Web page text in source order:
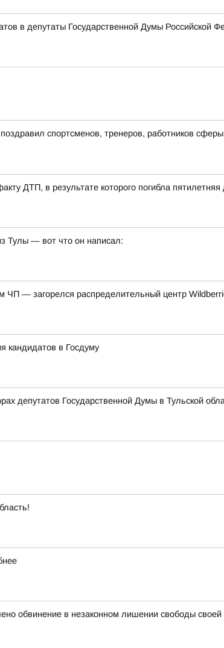
в депутаты Государственной Думы Российской
спортсменов, тренеров, работников
ДТП, в результате которого погибла пятилетняя
Тулы — вот что он написал:
ЧП — загорелся распределительный центр
кандидатов в Госдуму
депутатов Государственной Думы в Тульской
обвинение в незаконном лишении свободы